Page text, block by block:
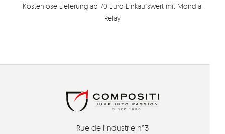
Kostenlose Lieferung ab 70 Euro Einkaufswert mit Mondial
Relay
Rue de l'industrie n°3